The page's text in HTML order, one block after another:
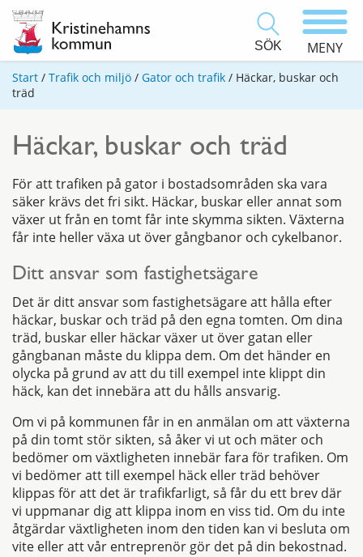
SÖK MENY
Start / Trafik och miljö / Gator och trafik / Häckar, buskar och
träd
Häckar, buskar och träd
För att trafiken på gator i bostadsområden ska vara
säker krävs det fri sikt. Häckar, buskar eller annat som
växer ut från en tomt får inte skymma sikten. Växterna
får inte heller växa ut över gångbanor och cykelbanor.
Ditt ansvar som fastighetsägare
Det är ditt ansvar som fastighetsägare att hålla efter
häckar, buskar och träd på den egna tomten. Om dina
träd, buskar eller häckar växer ut över gatan eller
gångbanan måste du klippa dem. Om det händer en
olycka på grund av att du till exempel inte klippt din
häck, kan det innebära att du hålls ansvarig.
Om vi på kommunen får in en anmälan om att växterna
på din tomt stör sikten, så åker vi ut och mäter och
bedömer om växtligheten innebär fara för trafiken. Om
vi bedömer att till exempel häck eller träd behöver
klippas för att det är trafikfarligt, så får du ett brev där
vi uppmanar dig att klippa inom en viss tid. Om du inte
åtgärdar växtligheten inom den tiden kan vi besluta om
vite eller att vår entreprenör gör det på din bekostnad.